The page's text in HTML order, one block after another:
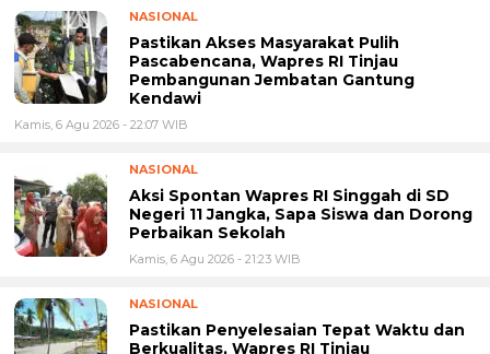
NASIONAL
Pastikan Akses Masyarakat Pulih
Pascabencana, Wapres RI Tinjau
Pembangunan Jembatan Gantung
Kendawi
Kamis, 6 Agu 2026 - 22:07 WIB
NASIONAL
Aksi Spontan Wapres RI Singgah di SD
Negeri 11 Jangka, Sapa Siswa dan Dorong
Perbaikan Sekolah
Kamis, 6 Agu 2026 - 21:23 WIB
NASIONAL
Pastikan Penyelesaian Tepat Waktu dan
Berkualitas, Wapres RI Tinjau